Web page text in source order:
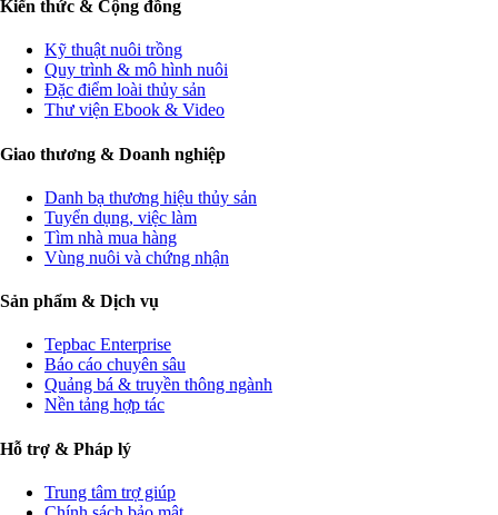
Kiến thức & Cộng đồng
Kỹ thuật nuôi trồng
Quy trình & mô hình nuôi
Đặc điểm loài thủy sản
Thư viện Ebook & Video
Giao thương & Doanh nghiệp
Danh bạ thương hiệu thủy sản
Tuyển dụng, việc làm
Tìm nhà mua hàng
Vùng nuôi và chứng nhận
Sản phẩm & Dịch vụ
Tepbac Enterprise
Báo cáo chuyên sâu
Quảng bá & truyền thông ngành
Nền tảng hợp tác
Hỗ trợ & Pháp lý
Trung tâm trợ giúp